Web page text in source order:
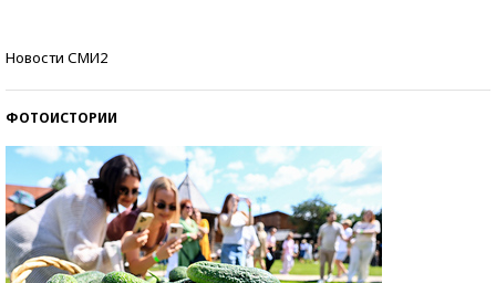
Новости СМИ2
ФОТОИСТОРИИ